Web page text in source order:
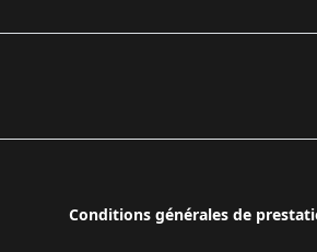
Conditions générales de